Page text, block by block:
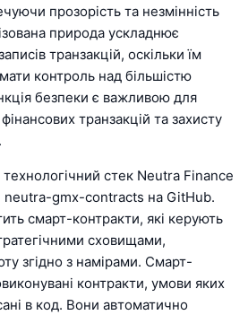
прозорість та незмінність
природа ускладнює
транзакцій, оскільки їм
контроль над більшістю
безпеки є важливою для
транзакцій та захисту
стек Neutra Finance
neutra-gmx-contracts на GitHub.
смарт-контракти, які керують
сховищами,
згідно з намірами. Смарт-
контракти, умови яких
в код. Вони автоматично